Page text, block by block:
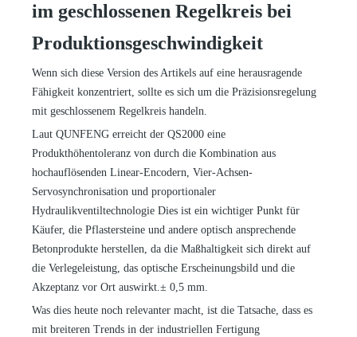
im geschlossenen Regelkreis bei
Produktionsgeschwindigkeit
Wenn sich diese Version des Artikels auf eine herausragende
Fähigkeit konzentriert, sollte es sich um die Präzisionsregelung
mit geschlossenem Regelkreis handeln.
Laut QUNFENG erreicht der QS2000 eine
Produkthöhentoleranz von durch die Kombination aus
hochauflösenden Linear-Encodern, Vier-Achsen-
Servosynchronisation und proportionaler
Hydraulikventiltechnologie Dies ist ein wichtiger Punkt für
Käufer, die Pflastersteine ​​und andere optisch ansprechende
Betonprodukte herstellen, da die Maßhaltigkeit sich direkt auf
die Verlegeleistung, das optische Erscheinungsbild und die
Akzeptanz vor Ort auswirkt.± 0,5 mm.
Was dies heute noch relevanter macht, ist die Tatsache, dass es
mit breiteren Trends in der industriellen Fertigung